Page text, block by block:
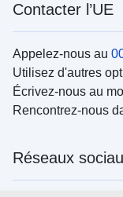
Contacter l’UE
Appelez-nous au
Utilisez d'autres
Écrivez-nous au
Rencontrez-nous
Réseaux